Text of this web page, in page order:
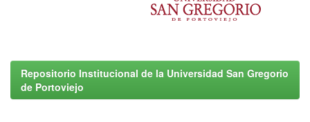
Repositorio Institucional de la Universidad San Gregorio
de Portoviejo